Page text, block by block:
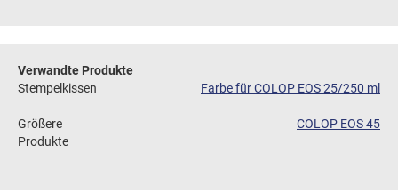
Verwandte Produkte
Stempelkissen
Farbe für COLOP EOS 25/250 ml
Größere
Produkte
COLOP EOS 45